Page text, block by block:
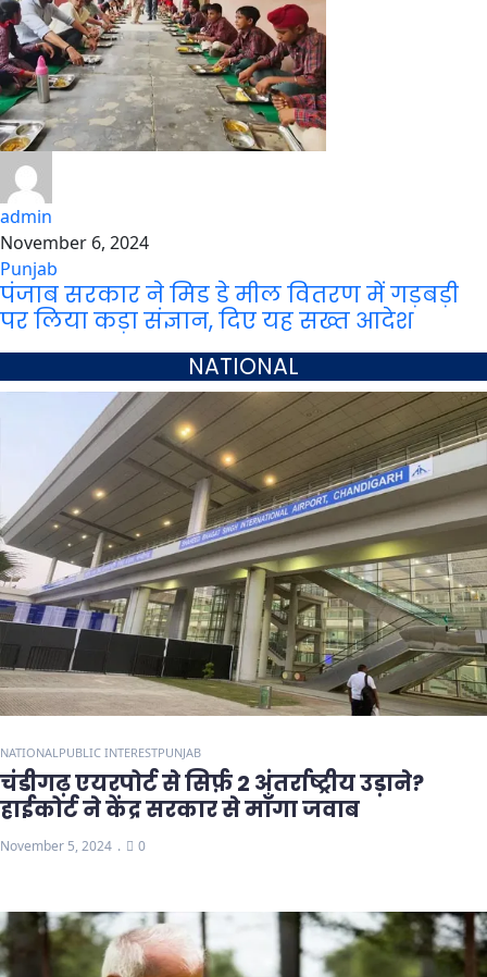
admin
November 6, 2024
Punjab
पंजाब सरकार ने मिड डे मील वितरण में गड़बड़ी
पर लिया कड़ा संज्ञान, दिए यह सख्त आदेश
NATIONAL
NATIONALPUBLIC INTERESTPUNJAB
चंडीगढ़ एयरपोर्ट से सिर्फ़ 2 अंतर्राष्ट्रीय उड़ाने?
हाईकोर्ट ने केंद्र सरकार से माँगा जवाब
November 5, 2024 0